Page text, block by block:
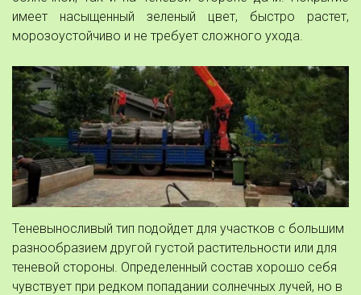
имеет насыщенный зеленый цвет, быстро растет,
морозоустойчиво и не требует сложного ухода.
Теневыносливый тип подойдет для участков с большим
разнообразием другой густой растительности или для
теневой стороны. Определенный состав хорошо себя
чувствует при редком попадании солнечных лучей, но в